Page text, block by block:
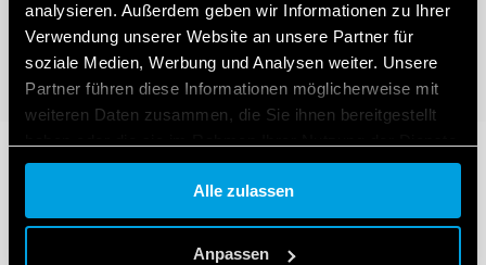
analysieren. Außerdem geben wir Informationen zu Ihrer
Verwendung unserer Website an unsere Partner für
soziale Medien, Werbung und Analysen weiter. Unsere
Partner führen diese Informationen möglicherweise mit
weiteren Daten zusammen, die Sie ihnen bereitgestellt
gesammelt haben.
Cookie policy.
Alle zulassen
Anpassen